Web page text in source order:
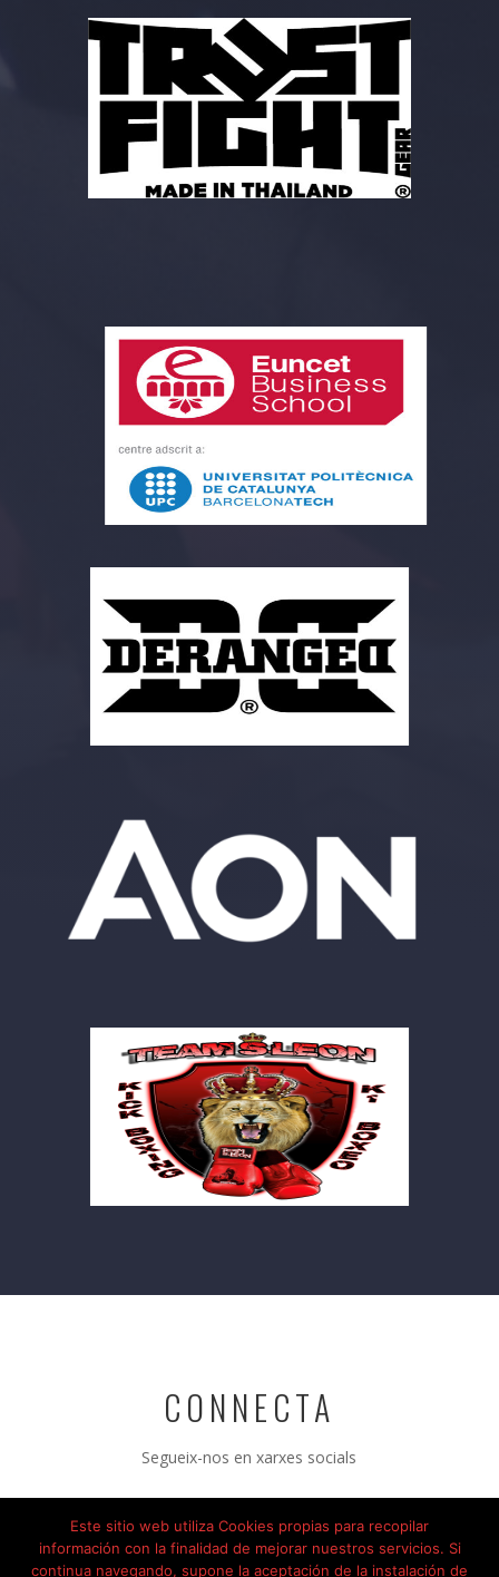
CONNECTA
Segueix-nos en xarxes socials
Este sitio web utiliza Cookies propias para recopilar
información con la finalidad de mejorar nuestros servicios. Si
continua navegando, supone la aceptación de la instalación de